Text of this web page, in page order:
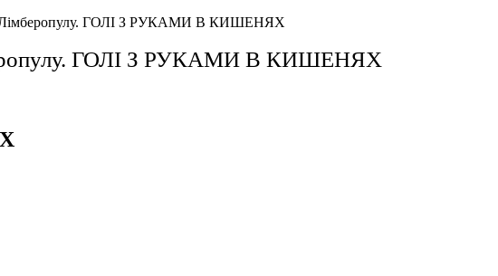
Лімберопулу. ГОЛІ З РУКАМИ В КИШЕНЯХ
ГОЛІ З РУКАМИ В КИШЕНЯХ